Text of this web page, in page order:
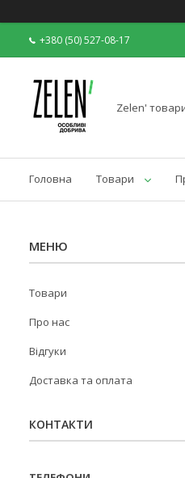
+380 (50) 527-08-17
Zelen'
Головна Товари
Товари
Про нас
Відгуки
Доставка та оплата
КОНТАКТИ